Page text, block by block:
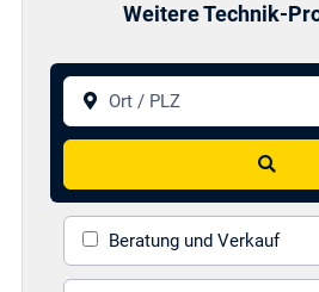
Weitere Technik-
Ort / PLZ
Suchen
Beratung und Verkauf